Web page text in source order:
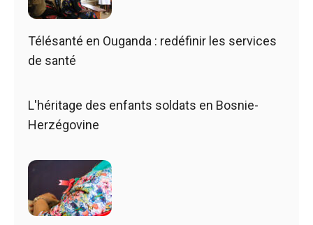
Télésanté en Ouganda : redéfinir les services
de santé
L'héritage des enfants soldats en Bosnie-
Herzégovine